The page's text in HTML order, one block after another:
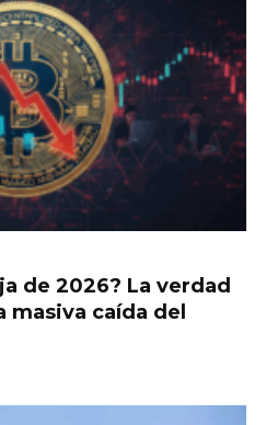
de 2026? La verdad
masiva caída del